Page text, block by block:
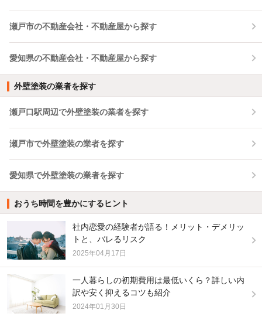
瀬戸市の不動産会社・不動産屋から探す
愛知県の不動産会社・不動産屋から探す
外壁塗装の業者を探す
瀬戸口駅周辺で外壁塗装の業者を探す
瀬戸市で外壁塗装の業者を探す
愛知県で外壁塗装の業者を探す
おうち時間を豊かにするヒント
社内恋愛の経験者が語る！メリット・デメリッ
トと、バレるリスク
2025年04月17日
一人暮らしの初期費用は最低いくら？詳しい内
訳や安く抑えるコツも紹介
2024年01月30日